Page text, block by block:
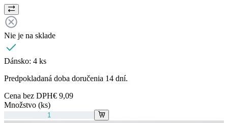
Nie je na sklade
Dánsko: 4 ks
Predpokladaná doba doručenia 14 dní.
Cena bez DPH€ 9,09
Množstvo (ks)